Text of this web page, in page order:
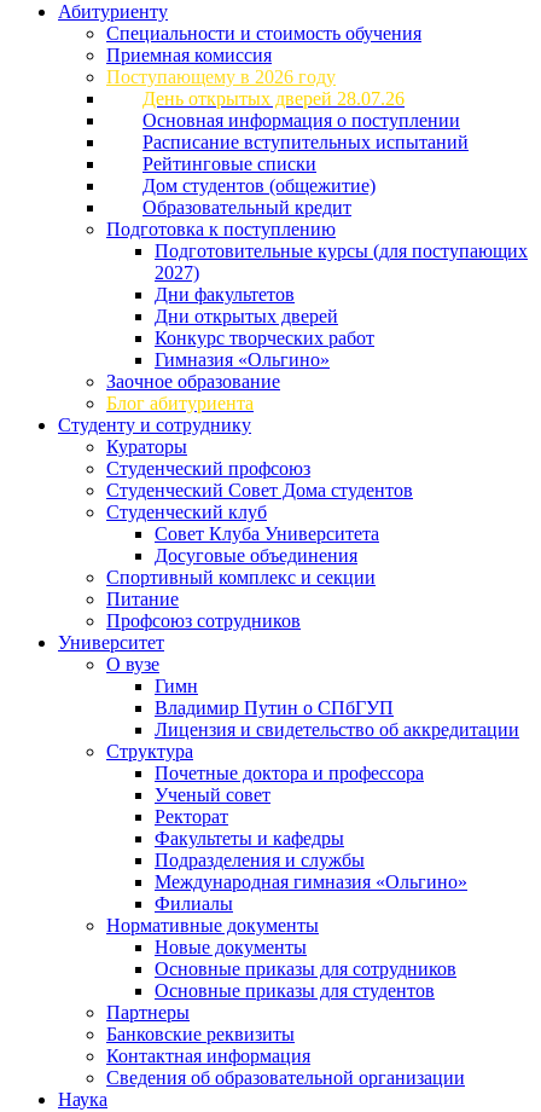
Абитуриенту
Специальности и стоимость обучения
Приемная комиссия
Поступающему в 2026 году
День открытых дверей 28.07.26
Основная информация о поступлении
Расписание вступительных испытаний
Рейтинговые списки
Дом студентов (общежитие)
Образовательный кредит
Подготовка к поступлению
Подготовительные курсы (для поступающих
2027)
Дни факультетов
Дни открытых дверей
Конкурс творческих работ
Гимназия «Ольгино»
Заочное образование
Блог абитуриента
Студенту и сотруднику
Кураторы
Студенческий профсоюз
Студенческий Совет Дома студентов
Студенческий клуб
Совет Клуба Университета
Досуговые объединения
Спортивный комплекс и секции
Питание
Профсоюз сотрудников
Университет
О вузе
Гимн
Владимир Путин о СПбГУП
Лицензия и свидетельство об аккредитации
Структура
Почетные доктора и профессора
Ученый совет
Ректорат
Факультеты и кафедры
Подразделения и службы
Международная гимназия «Ольгино»
Филиалы
Нормативные документы
Новые документы
Основные приказы для сотрудников
Основные приказы для студентов
Партнеры
Банковские реквизиты
Контактная информация
Сведения об образовательной организации
Наука